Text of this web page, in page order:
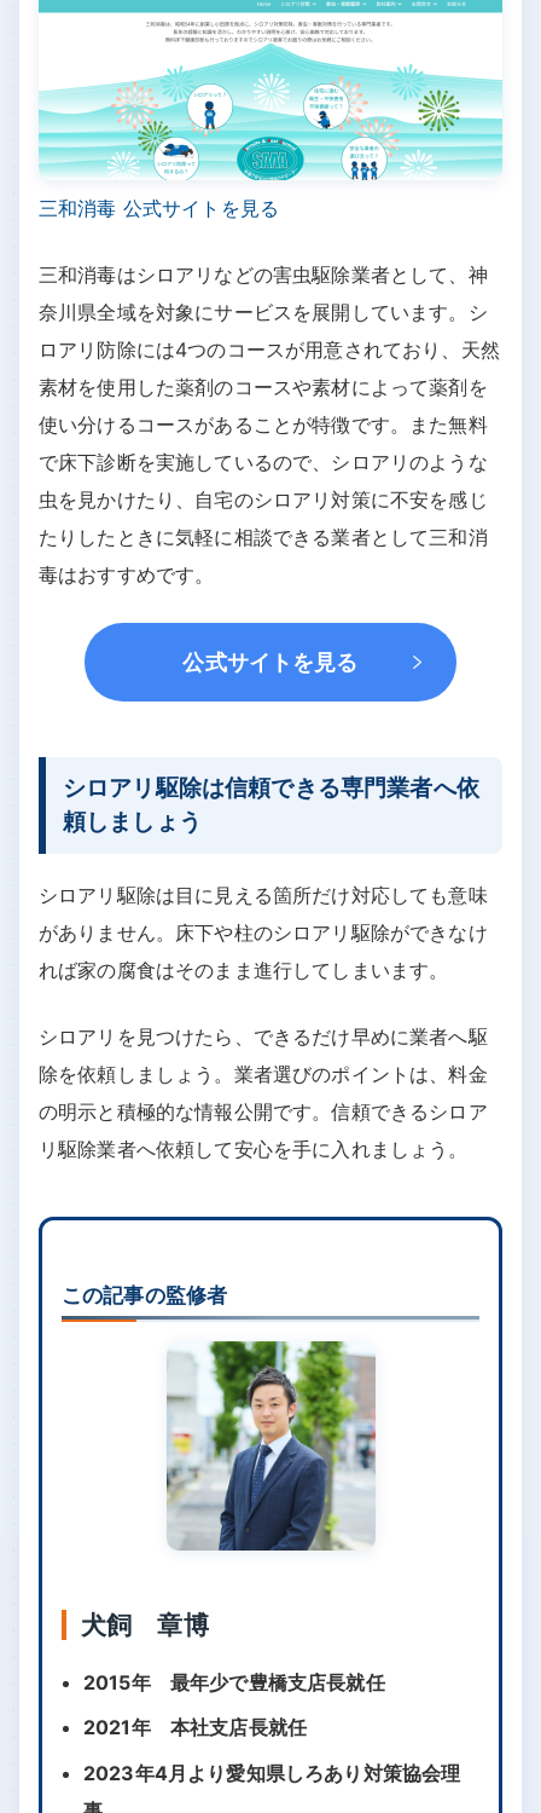
三和消毒 公式サイトを見る
三和消毒はシロアリなどの害虫駆除業者として、神
奈川県全域を対象にサービスを展開しています。シ
ロアリ防除には4つのコースが用意されており、天然
素材を使用した薬剤のコースや素材によって薬剤を
使い分けるコースがあることが特徴です。また無料
で床下診断を実施しているので、シロアリのような
虫を見かけたり、自宅のシロアリ対策に不安を感じ
たりしたときに気軽に相談できる業者として三和消
毒はおすすめです。
公式サイトを見る
シロアリ駆除は信頼できる専門業者へ依
頼しましょう
シロアリ駆除は目に見える箇所だけ対応しても意味
がありません。床下や柱のシロアリ駆除ができなけ
れば家の腐食はそのまま進行してしまいます。
シロアリを見つけたら、できるだけ早めに業者へ駆
除を依頼しましょう。業者選びのポイントは、料金
の明示と積極的な情報公開です。信頼できるシロア
リ駆除業者へ依頼して安心を手に入れましょう。
この記事の監修者
犬飼 章博
2015年 最年少で豊橋支店長就任
2021年 本社支店長就任
2023年4月より愛知県しろあり対策協会理